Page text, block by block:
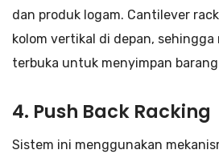
dan produk logam. Cantilever
kolom vertikal di depan,
terbuka untuk menyimpan
4. Push Back Racking
Sistem ini menggunakan